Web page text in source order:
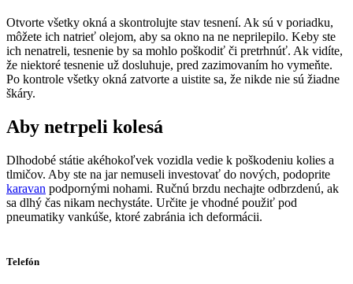
Otvorte všetky okná a skontrolujte stav tesnení. Ak sú v poriadku,
môžete ich natrieť olejom, aby sa okno na ne neprilepilo. Keby ste
ich nenatreli, tesnenie by sa mohlo poškodiť či pretrhnúť. Ak vidíte,
že niektoré tesnenie už dosluhuje, pred zazimovaním ho vymeňte.
Po kontrole všetky okná zatvorte a uistite sa, že nikde nie sú žiadne
škáry.
Aby netrpeli kolesá
Dlhodobé státie akéhokoľvek vozidla vedie k poškodeniu kolies a
tlmičov. Aby ste na jar nemuseli investovať do nových, podoprite
karavan podpornými nohami. Ručnú brzdu nechajte odbrzdenú, ak
sa dlhý čas nikam nechystáte. Určite je vhodné použiť pod
pneumatiky vankúše, ktoré zabránia ich deformácii.
Telefón